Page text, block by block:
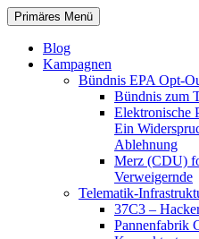
Zum
Inhalt
springen
Suchen
Primäres Menü
Blog
Kampagnen
Bündnis EPA Opt-
Bündnis zum
Elektronische
Ein
Ablehnung
Merz (CDU)
Verweigernde
Telematik-
37C3 –
Pannenfabrik